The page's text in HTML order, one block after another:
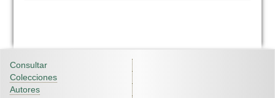
Consultar
Colecciones
Autores